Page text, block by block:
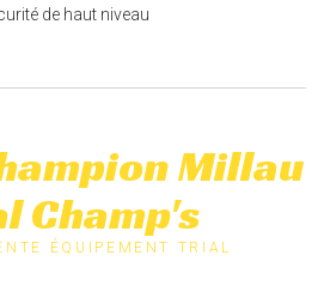
de haut niveau
Millau
Champ's
ÉQUIPEMENT TRIAL